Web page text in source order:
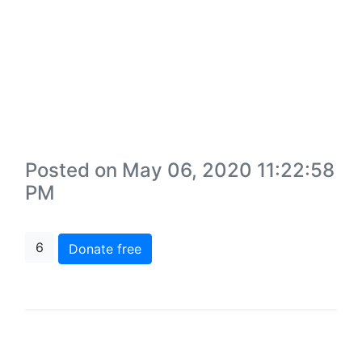
Posted on May 06, 2020 11:22:58
PM
6 Donate free